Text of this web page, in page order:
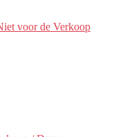
voor de Verkoop